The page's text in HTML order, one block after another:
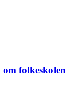
folkeskolen